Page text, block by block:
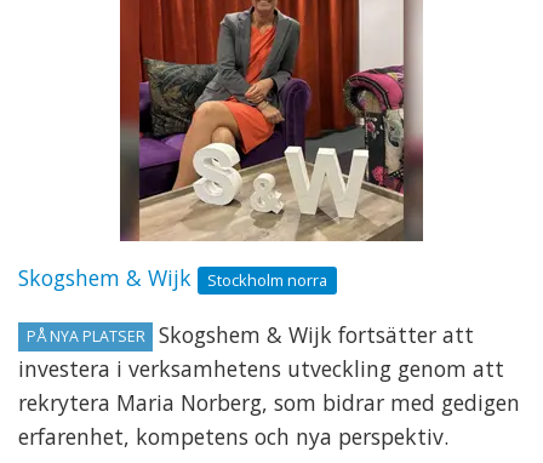
Skogshem & Wijk Stockholm norra
PÅ NYA PLATSER
Skogshem & Wijk fortsätter att
investera i verksamhetens utveckling genom att
rekrytera Maria Norberg, som bidrar med gedigen
erfarenhet, kompetens och nya perspektiv.